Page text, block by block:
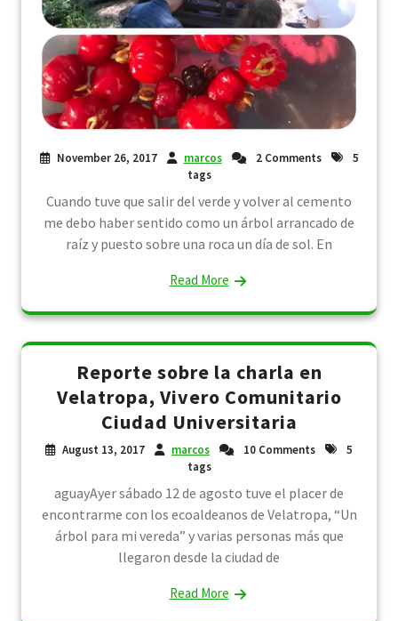
November 26, 2017 marcos 2 Comments
5
tags
Cuando tuve que salir del verde y volver al cemento
me debo haber sentido como un árbol arrancado de
raíz y puesto sobre una roca un día de sol. En
Read More
Reporte sobre la charla en
Velatropa, Vivero Comunitario
Ciudad Universitaria
August 13, 2017 marcos 10 Comments
5
tags
aguayAyer sábado 12 de agosto tuve el placer de
encontrarme con los ecoaldeanos de Velatropa, “Un
árbol para mi vereda” y varias personas más que
llegaron desde la ciudad de
Read More